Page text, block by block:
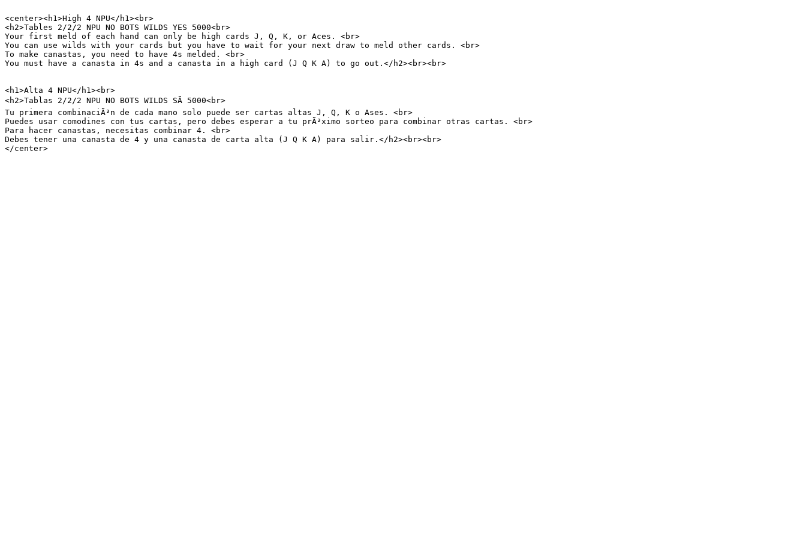
<center><h1>High 4 NPU</h1><br>
<h2>Tables 2/2/2 NPU NO BOTS WILDS YES 5000<br>
Your first meld of each hand can only be high cards J, Q, K, or Aces. <br>
You can use wilds with your cards but you have to wait for your next draw to meld other cards. <br>
To make canastas, you need to have 4s melded. <br>
You must have a canasta in 4s and a canasta in a high card (J Q K A) to go out.</h2><br><br>
<h1>Alta 4 NPU</h1><br>
<h2>Tablas 2/2/2 NPU NO BOTS WILDS SÃ 5000<br>
Tu primera combinaciÃ³n de cada mano solo puede ser cartas altas J, Q, K o Ases. <br>
Puedes usar comodines con tus cartas, pero debes esperar a tu prÃ³ximo sorteo para combinar otras cartas. <br>
Para hacer canastas, necesitas combinar 4. <br>
Debes tener una canasta de 4 y una canasta de carta alta (J Q K A) para salir.</h2><br><br>
</center>